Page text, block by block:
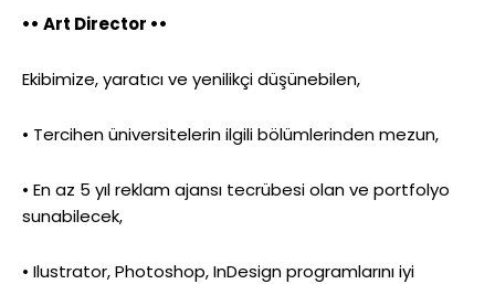
•• Art Director ••
Ekibimize, yaratıcı ve yenilikçi düşünebilen,
• Tercihen üniversitelerin ilgili bölümlerinden mezun,
• En az 5 yıl reklam ajansı tecrübesi olan ve portfolyo
sunabilecek,
• Ilustrator, Photoshop, InDesign programlarını iyi